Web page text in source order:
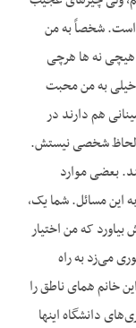
است. شخصاً به من
نه ها هرچی
خیلی به من محبت
هم دارند در
لحاظ شخصی نیستش.
بعضی موارد
این مسائل. شما یک،
که من اختیار
می‌زد به راه
خانم همای ناطق را
دانشگاه اینها